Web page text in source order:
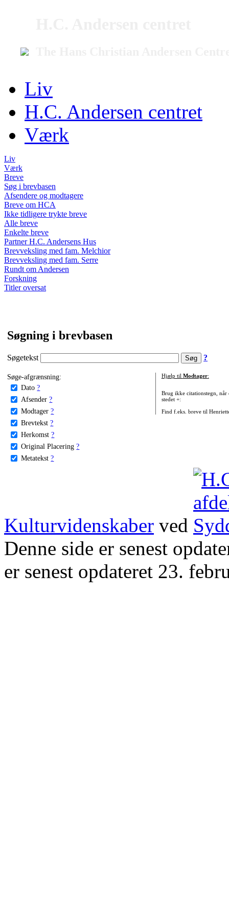
Liv
H.C. Andersen centret
Værk
Liv
Værk
Breve
Søg i brevbasen
Afsendere og modtagere
Breve om HCA
Ikke tidligere trykte breve
Alle breve
Enkelte breve
Partner H.C. Andersens Hus
Brevveksling med fam. Melchior
Brevveksling med fam. Serre
Rundt om Andersen
Forskning
Titler oversat
Søgning i brevbasen
Søgetekst ?
Søge-afgrænsning:
Dato ?
Afsender ?
Modtager ?
Brevtekst ?
Herkomst ?
Original Placering ?
Metatekst ?
Hjælp til Modtager:
Brug ikke citationstegn, når
stedet +:
Find f.eks. breve til
Kulturvidenskaber ved
Denne side er senest
er senest opdateret 23.